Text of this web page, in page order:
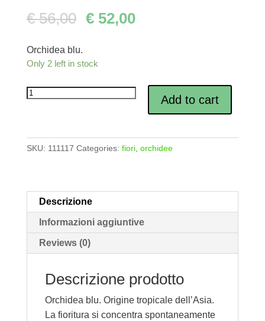
€56,00 €52,00
Orchidea blu.
Only 2 left in stock
Quantity
Add to cart
SKU: 111117 Categories: fiori, orchidee
Descrizione
Informazioni aggiuntive
Reviews (0)
Descrizione prodotto
Orchidea blu. Origine tropicale dell’Asia.
La fioritura si concentra spontaneamente